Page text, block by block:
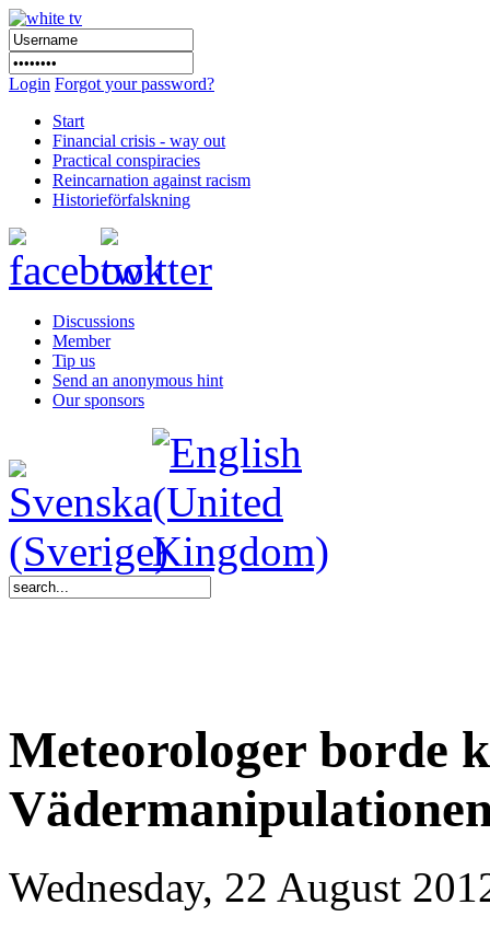
Login Forgot your password?
Start
Financial crisis - way out
Practical conspiracies
Reincarnation against racism
Historieförfalskning
Discussions
Member
Tip us
Send an anonymous hint
Our sponsors
Meteorologer borde
Wednesday, 22 August